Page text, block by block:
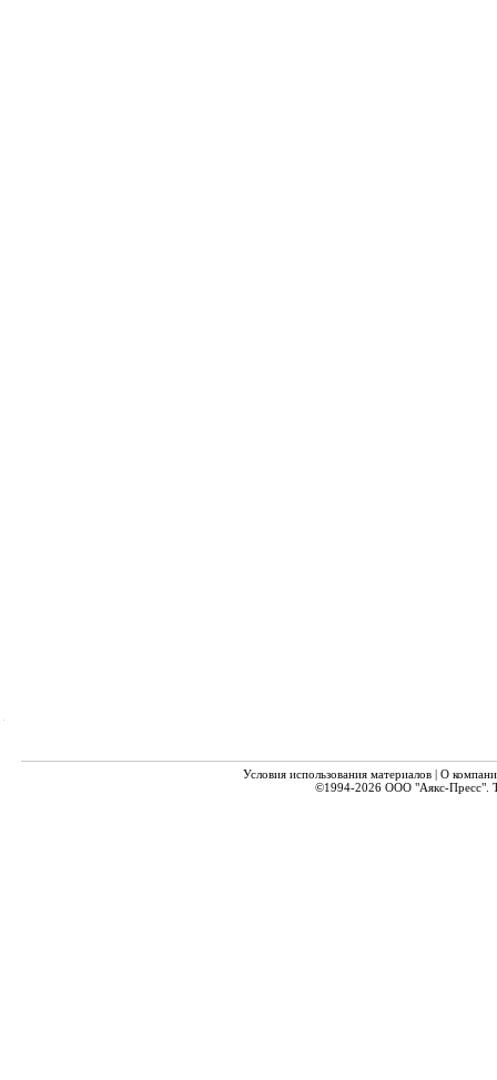
Условия использования материалов| О
©1994-2026 ООО "Аякс-Пресс".